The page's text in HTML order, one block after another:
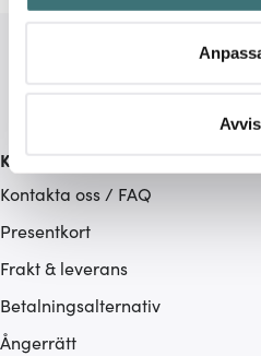
Identifiera din enhet
Ta reda på mer om hur dina
Du kan ändra eller dra tillbaka
Vi använder cookies för att
ska anpassas efter det som
hemsidan ännu bättre. Du
som du vill dela med dig av.
Kundservice
Kontakta oss / FAQ
Presentkort
Frakt & leverans
Betalningsalternativ
Ångerrätt